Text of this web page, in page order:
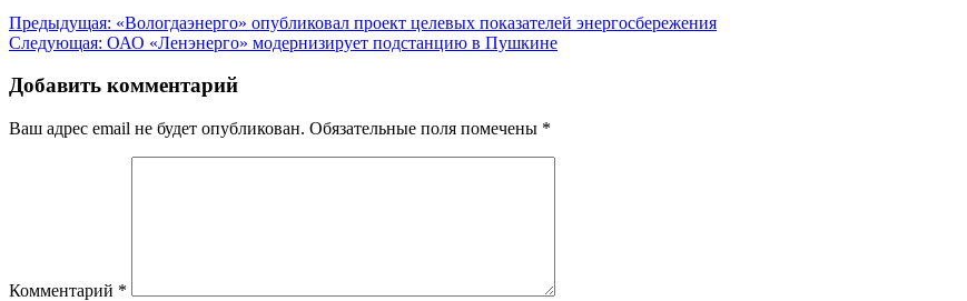
Навигация
по
записям
Предыдущая: «Вологдаэнерго» опубликовал проект целевых показателей энергосбережения
Следующая: ОАО «Ленэнерго» модернизирует подстанцию в Пушкине
Добавить комментарий
Ваш адрес email не будет опубликован. Обязательные поля помечены *
Комментарий *